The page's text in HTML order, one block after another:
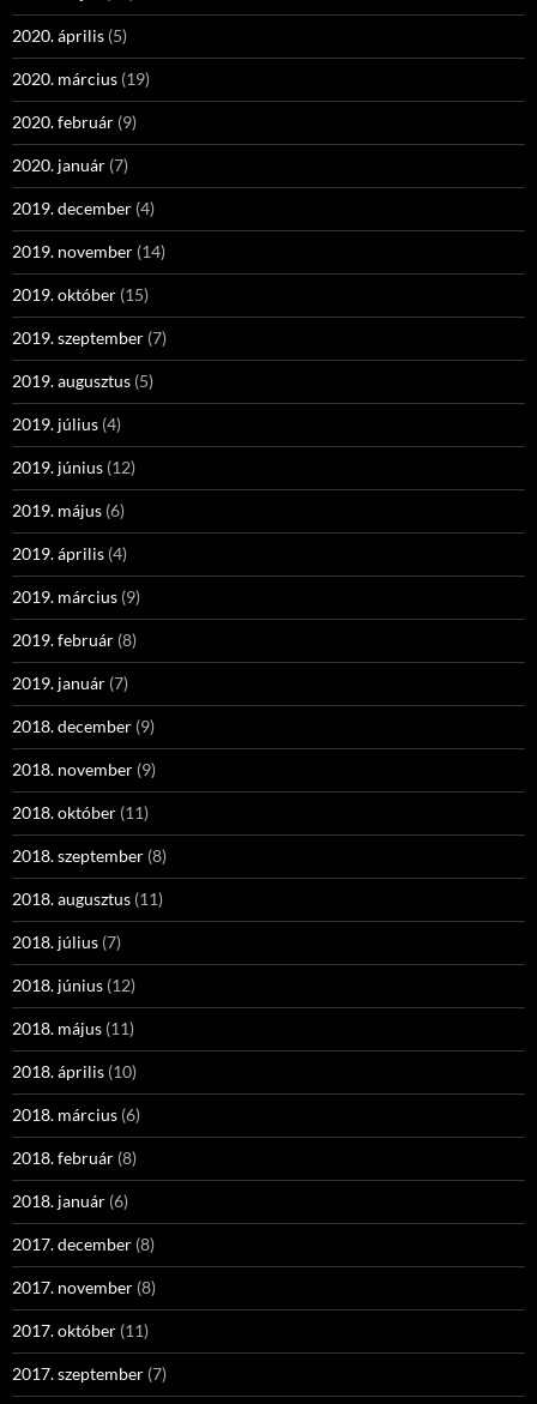
2020. április (5)
2020. március (19)
2020. február (9)
2020. január (7)
2019. december (4)
2019. november (14)
2019. október (15)
2019. szeptember (7)
2019. augusztus (5)
2019. július (4)
2019. június (12)
2019. május (6)
2019. április (4)
2019. március (9)
2019. február (8)
2019. január (7)
2018. december (9)
2018. november (9)
2018. október (11)
2018. szeptember (8)
2018. augusztus (11)
2018. július (7)
2018. június (12)
2018. május (11)
2018. április (10)
2018. március (6)
2018. február (8)
2018. január (6)
2017. december (8)
2017. november (8)
2017. október (11)
2017. szeptember (7)